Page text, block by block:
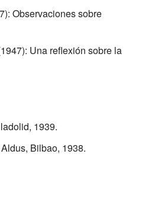
Observaciones sobre
Una reflexión sobre la
1939.
Aldus, Bilbao, 1938.